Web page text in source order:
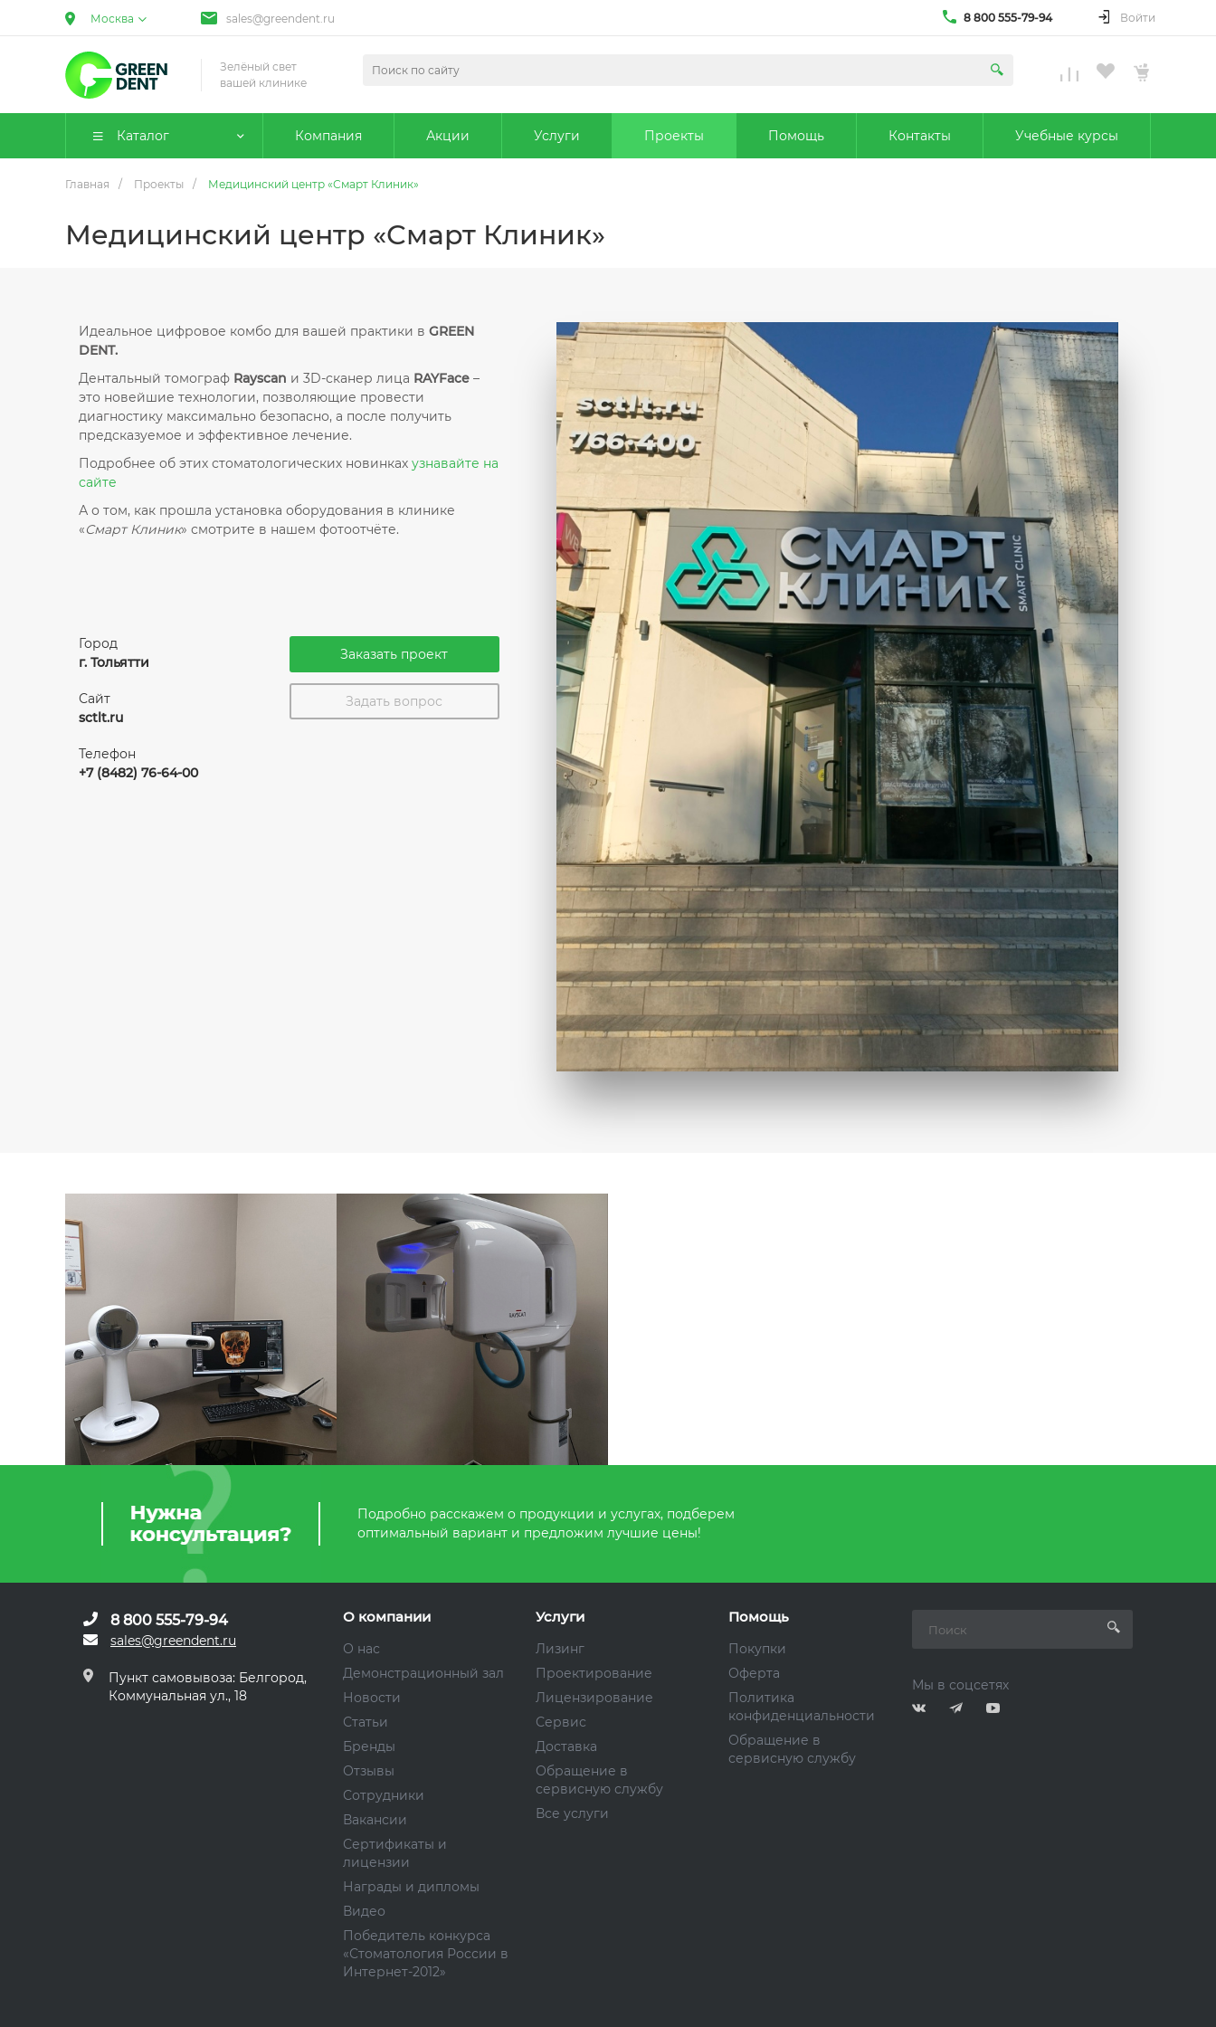
Москва sales@greendent.ru 8 800 555-79-94 Войти
Зелёный свет
вашей клинике
Каталог Компания Акции Услуги Проекты Помощь Контакты Учебные курсы
Главная / Проекты / Медицинский центр «Смарт Клиник»
Медицинский центр «Смарт Клиник»
Идеальное цифровое комбо для вашей практики в GREEN
DENT.
Дентальный томограф Rayscan и 3D-сканер лица RAYFace –
это новейшие технологии, позволяющие провести
диагностику максимально безопасно, а после получить
предсказуемое и эффективное лечение.
Подробнее об этих стоматологических новинках узнавайте на
сайте
А о том, как прошла установка оборудования в клинике
«Смарт Клиник» смотрите в нашем фотоотчёте.
Город
г. Тольятти
Сайт
sctlt.ru
Телефон
+7 (8482) 76-64-00
Заказать проект
Задать вопрос
Подробно расскажем о продукции и услугах, подберем
оптимальный вариант и предложим лучшие цены!
8 800 555-79-94
sales@greendent.ru
Пункт самовывоза: Белгород,
Коммунальная ул., 18
О компании
О нас
Демонстрационный зал
Новости
Статьи
Бренды
Отзывы
Сотрудники
Вакансии
Сертификаты и
лицензии
Награды и дипломы
Видео
Победитель конкурса
«Стоматология России в
Интернет-2012»
Услуги
Лизинг
Проектирование
Лицензирование
Сервис
Доставка
Обращение в
сервисную службу
Все услуги
Помощь
Покупки
Оферта
Политика
конфиденциальности
Обращение в
сервисную службу
Мы в соцсетях